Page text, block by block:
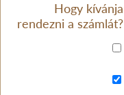
Hogy kívánja
rendezni a számlát?